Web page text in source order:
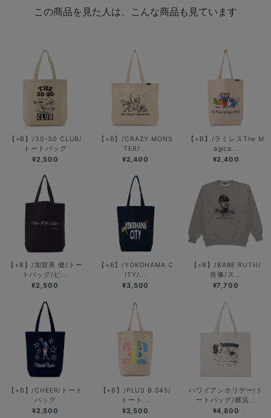
この商品を見た人は、こんな商品も見ています
【+B】/30-30 CLUB/
トートバッグ
¥2,500
【+B】/CRAZY MONS
TER/...
¥2,400
【+B】/ラミレスThe M
agica...
¥2,400
【+B】/加賀美 健/トー
トバッグ/ピ...
¥2,500
【+B】/YOKOHAMA C
ITY/...
¥3,500
【+B】/BABE RUTH/
肖像/ス...
¥7,700
【+B】/CHEER/トート
バッグ
¥2,500
【+B】/PLUS B 045/
トート...
¥2,500
ハワイアンホリデー/ト
ートバッグ/横浜...
¥4,800